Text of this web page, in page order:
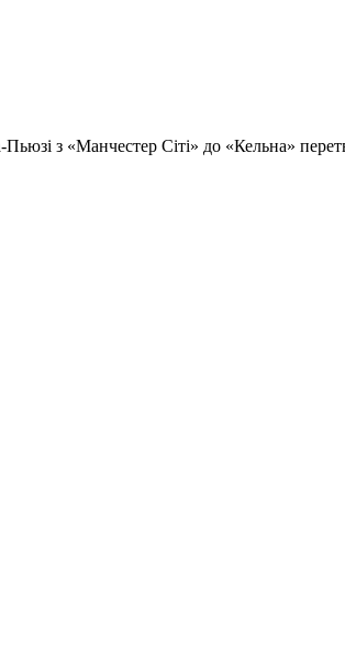
з «Манчестер Сіті» до «Кельна»